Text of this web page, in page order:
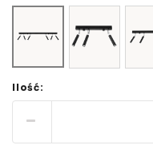
Ilość: